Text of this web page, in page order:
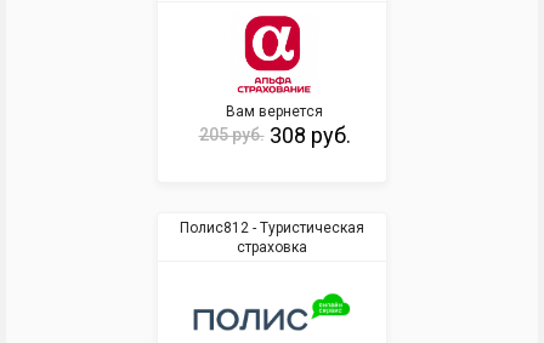
Вам вернется
205 руб. 308 руб.
Полис812 - Туристическая
страховка